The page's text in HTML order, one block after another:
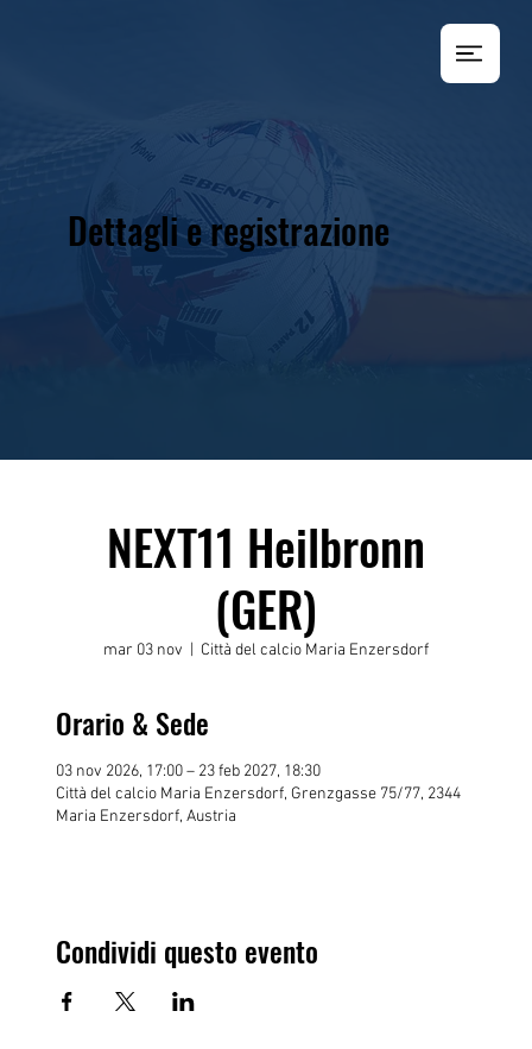
Dettagli e registrazione
NEXT11 Heilbronn
(GER)
mar 03 nov Città del calcio Maria Enzersdorf
Orario & Sede
03 nov 2026, 17:00 – 23 feb 2027, 18:30
Città del calcio Maria Enzersdorf, Grenzgasse 75/77, 2344
Maria Enzersdorf, Austria
Condividi questo evento